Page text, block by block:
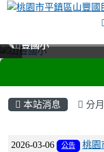
山豐國小
山豐國小
山豐國小
山豐國小
本站消息 分
文章列表
2026-03-06 公告
桃園